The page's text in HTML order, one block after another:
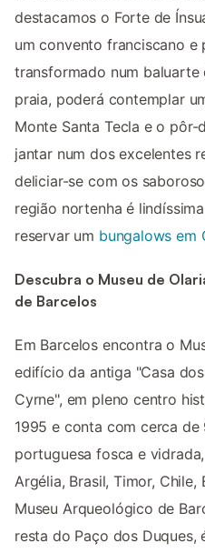
destacamos o Forte de
um convento franciscano e
transformado num baluarte
praia, poderá contemplar
Monte Santa Tecla e o
jantar num dos excelentes
deliciar-se com os
região nortenha é
reservar um bungalows em
Descubra o Museu de
de Barcelos
Em Barcelos encontra o
edifício da antiga "Casa
Cyrne", em pleno centro
1995 e conta com cerca
portuguesa fosca e
Argélia, Brasil, Timor, Chile,
Museu Arqueológico de
resta do Paço dos Duques,